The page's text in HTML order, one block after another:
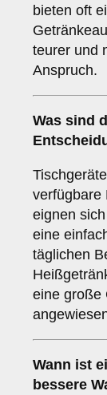
bieten oft
teurer und
Anspruch.
Was sind
verfügbare
eignen
eine
täglichen
eine große
Wann ist
bessere